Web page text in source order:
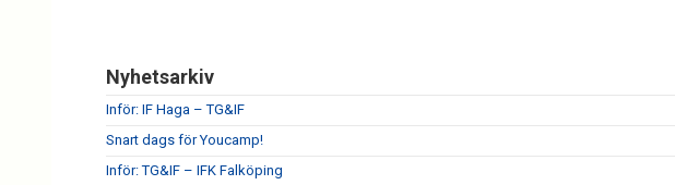
Nyhetsarkiv
Inför: IF Haga – TG&IF
Snart dags för Youcamp!
Inför: TG&IF – IFK Falköping